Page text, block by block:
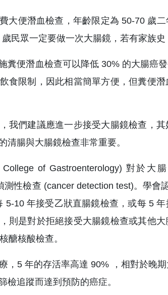
大便潛血檢查，年齡限定為 50-70 歲
民眾一定要做一次大腸鏡，若有家族
糞便潛血檢查可以降低 30% 的大腸癌
食限制，因此相當簡單方便，但糞便
我們建議應進一步接受大腸鏡檢查，
清腸與大腸鏡檢查非常重要。
College of Gastroenterology) 對於
測性檢查 (cancer detection test)。學
5-10 年接受乙狀直腸鏡檢查，或每 5
則是對於拒絕接受大腸鏡檢查或其他
醣核酸檢查。
，5 年的存活率高達 90% ，相對於晚
檢追蹤而達到預防的癌症。